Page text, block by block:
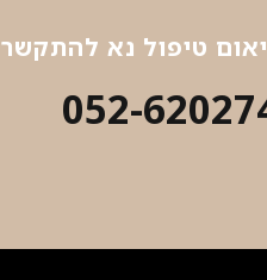
טיפול נא להתקשר
052-